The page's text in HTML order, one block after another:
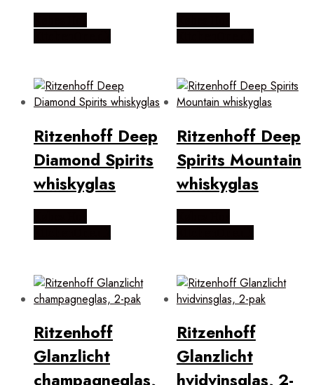
Ritzenhoff Deep
Diamond Spirits
whiskyglas
Ritzenhoff Deep
Spirits Mountain
whiskyglas
Ritzenhoff
Glanzlicht
champagneglas,
Ritzenhoff
Glanzlicht
hvidvinsglas, 2-